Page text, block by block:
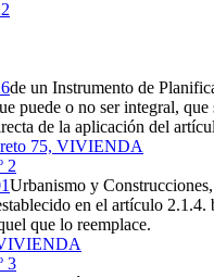
de un Instrumento de
puede o no ser integral, que
de la aplicación del
75, VIVIENDA
2
Urbanismo y
en el artículo 2.1.4.
que lo reemplace.
3